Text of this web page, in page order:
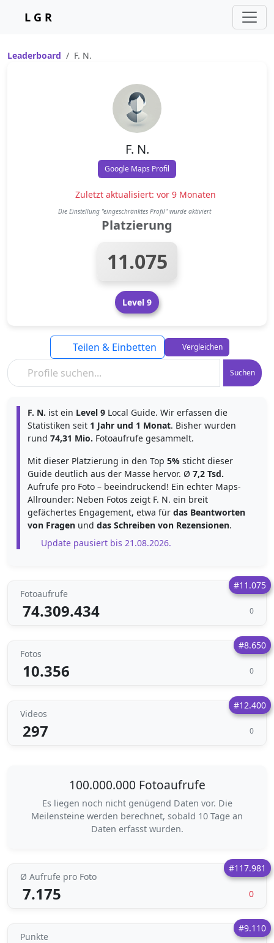
L G R
Leaderboard F. N.
F. N.
Google Maps Profil
Zuletzt aktualisiert: vor 9 Monaten
Die Einstellung "eingeschränktes Profil" wurde aktiviert
Platzierung
11.075
Level 9
Suchen
Teilen & Einbetten Vergleichen
F. N. ist ein Level 9 Local Guide. Wir erfassen die
Statistiken seit 1 Jahr und 1 Monat. Bisher wurden
rund 74,31 Mio. Fotoaufrufe gesammelt.
Mit dieser Platzierung in den Top 5% sticht dieser
Guide deutlich aus der Masse hervor. Ø 7,2 Tsd.
Aufrufe pro Foto – beeindruckend! Ein echter Maps-
Allrounder: Neben Fotos zeigt F. N. ein breit
gefächertes Engagement, etwa für das Beantworten
von Fragen und das Schreiben von Rezensionen.
Update pausiert bis 21.08.2026.
#11.075
Fotoaufrufe
74.309.434 0
#8.650
Fotos
10.356 0
#12.400
Videos
297 0
100.000.000 Fotoaufrufe
Es liegen noch nicht genügend Daten vor. Die
Meilensteine werden berechnet, sobald 10 Tage an
Daten erfasst wurden.
#117.981
Ø Aufrufe pro Foto
7.175 0
#9.110
Punkte